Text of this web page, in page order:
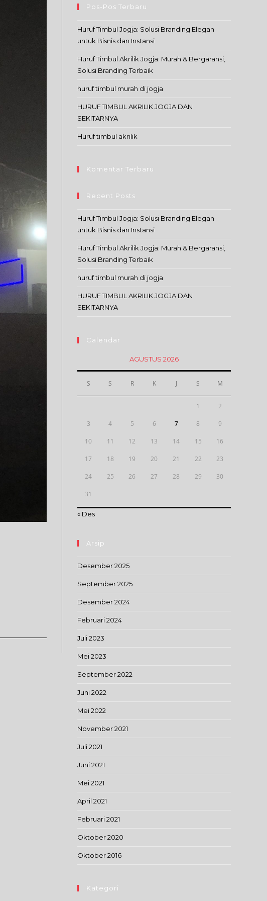
Pos-Pos Terbaru
Huruf Timbul Jogja: Solusi Branding Elegan
untuk Bisnis dan Instansi
Huruf Timbul Akrilik Jogja: Murah & Bergaransi,
Solusi Branding Terbaik
huruf timbul murah di jogja
HURUF TIMBUL AKRILIK JOGJA DAN
SEKITARNYA
Huruf timbul akrilik
Komentar Terbaru
Recent Posts
Huruf Timbul Jogja: Solusi Branding Elegan
untuk Bisnis dan Instansi
Huruf Timbul Akrilik Jogja: Murah & Bergaransi,
Solusi Branding Terbaik
huruf timbul murah di jogja
HURUF TIMBUL AKRILIK JOGJA DAN
SEKITARNYA
Calendar
AGUSTUS 2026
S S R K J S M
1 2
3 4 5 6 7 8 9
10 11 12 13 14 15 16
17 18 19 20 21 22 23
24 25 26 27 28 29 30
31
« Des
Arsip
Desember 2025
September 2025
Desember 2024
Februari 2024
Juli 2023
Mei 2023
September 2022
Juni 2022
Mei 2022
November 2021
Juli 2021
Juni 2021
Mei 2021
April 2021
Februari 2021
Oktober 2020
Oktober 2016
Kategori